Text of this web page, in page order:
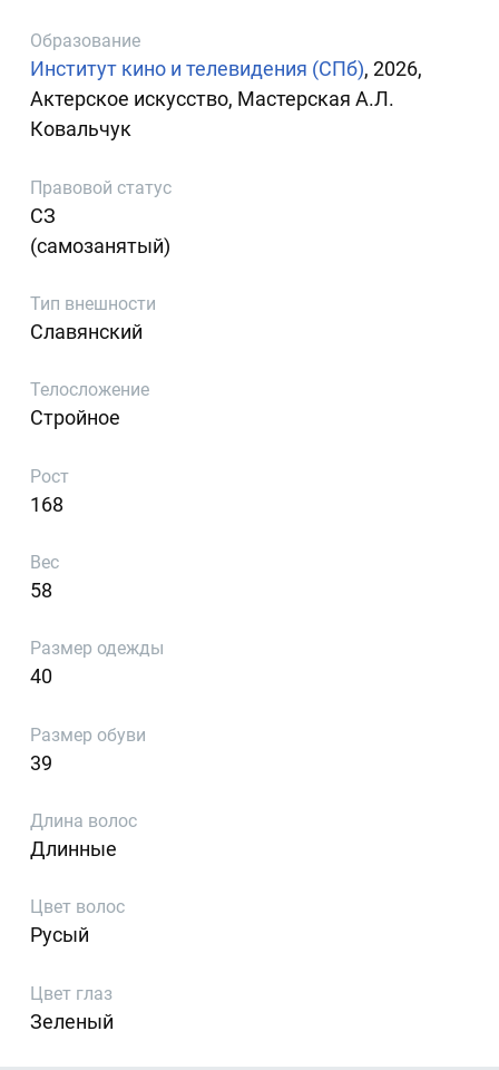
Образование
Институт кино и телевидения (СПб), 2026,
Актерское искусство, Мастерская А.Л.
Ковальчук
Правовой статус
СЗ
(самозанятый)
Тип внешности
Славянский
Телосложение
Стройное
Рост
168
Вес
58
Размер одежды
40
Размер обуви
39
Длина волос
Длинные
Цвет волос
Русый
Цвет глаз
Зеленый